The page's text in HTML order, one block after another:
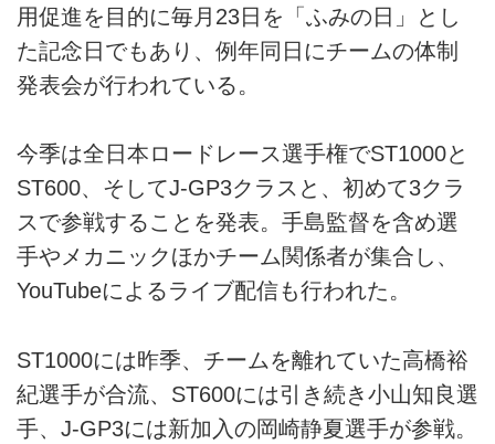
用促進を目的に毎月23日を「ふみの日」とし
た記念日でもあり、例年同日にチームの体制
発表会が行われている。
今季は全日本ロードレース選手権でST1000と
ST600、そしてJ-GP3クラスと、初めて3クラ
スで参戦することを発表。手島監督を含め選
手やメカニックほかチーム関係者が集合し、
YouTubeによるライブ配信も行われた。
ST1000には昨季、チームを離れていた高橋裕
紀選手が合流、ST600には引き続き小山知良選
手、J-GP3には新加入の岡崎静夏選手が参戦。